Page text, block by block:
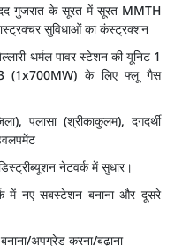
गुजरात के सूरत में सूरत MMTH
सुविधाओं का कंस्ट्रक्शन
थर्मल पावर स्टेशन की यूनिट 1
के लिए फ्लू गैस
पलासा (श्रीकाकुलम), दगदर्थी
नेटवर्क में सुधार।
में नए सबस्टेशन बनाना और दूसरे
अपग्रेड करना/बढ़ाना